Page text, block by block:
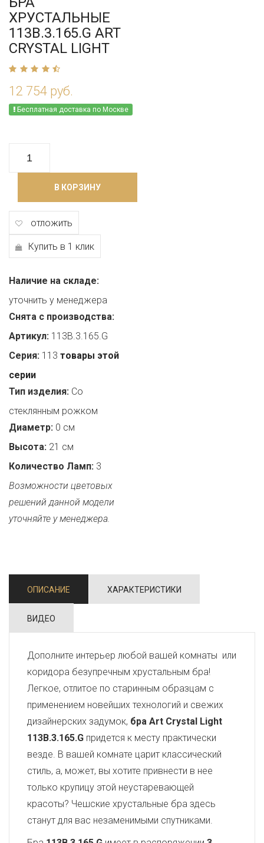
ХРУСТАЛЬНЫЕ
113B.3.165.G ART
CRYSTAL LIGHT
12 754 руб.
Бесплатная доставка по Москве
В КОРЗИНУ
отложить
Купить в 1 клик
Наличие на складе:
уточнить у менеджера
Снята с производства:
Артикул: 113B.3.165.G
Серия: 113 товары этой
серии
Тип изделия: Со
стеклянным рожком
Диаметр: 0 см
Высота: 21 см
Количество Ламп: 3
Возможности цветовых
решений данной модели
уточняйте у менеджера.
ОПИСАНИЕ ХАРАКТЕРИСТИКИ
ВИДЕО
Дополните интерьер любой вашей комнаты или
коридора безупречным хрустальным бра!
Легкое, отлитое по старинным образцам с
применением новейших технологий и свежих
дизайнерских задумок, бра Art Crystal Light
113B.3.165.G придется к месту практически
везде. В вашей комнате царит классический
стиль, а, может, вы хотите привнести в нее
только крупицу этой неустаревающей
красоты? Чешские хрустальные бра здесь
станут для вас незаменимыми спутниками.